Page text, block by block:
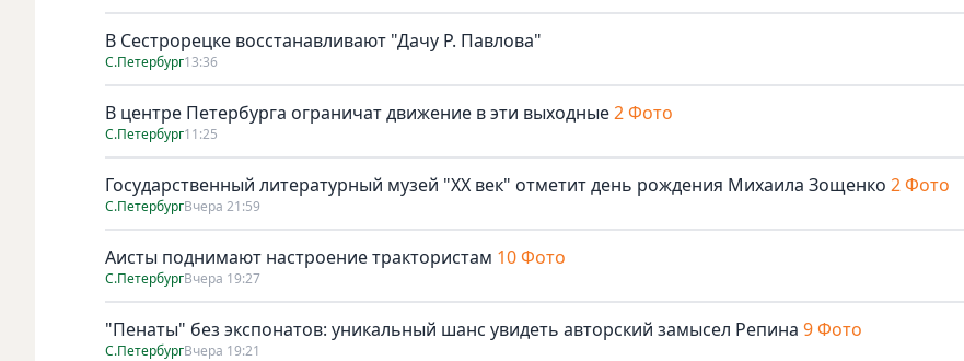
В Сестрорецке восстанавливают "Дачу Р. Павлова"
С.Петербург13:36
В центре Петербурга ограничат движение в эти выходные2 Фото
С.Петербург11:25
Государственный литературный музей "ХХ век" отметит день рождения Михаила Зощенко 2 Фото
С.ПетербургВчера 21:59
Аисты поднимают настроение трактористам 10 Фото
С.ПетербургВчера 19:27
"Пенаты" без экспонатов: уникальный шанс увидеть авторский замысел Репина 9 Фото
С.ПетербургВчера 19:21